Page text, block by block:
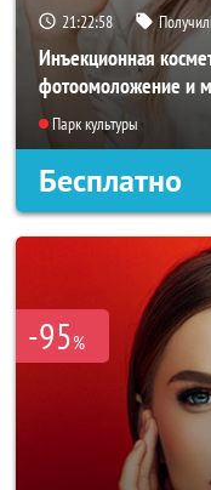
21:22:56
Инъекционная
фотоомоложение и
Парк культуры
Бесплатно
-95%